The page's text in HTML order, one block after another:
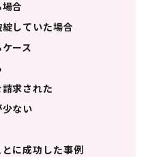
合
していた場合
ース
求された
ない
に成功した事例